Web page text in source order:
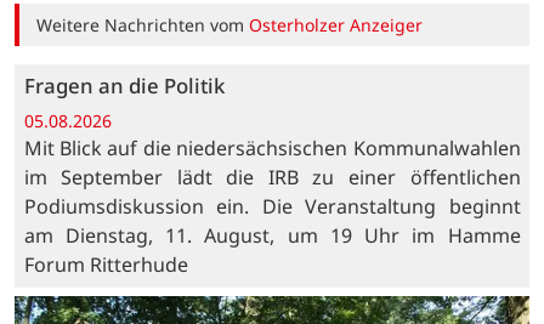
Weitere Nachrichten vomOsterholzer Anzeiger
Fragen an die Politik
05.08.2026
Mit Blick auf die niedersächsischen Kommunalwahlen
im September lädt die IRB zu einer öffentlichen
Podiumsdiskussion ein. Die Veranstaltung beginnt
am Dienstag, 11. August, um 19 Uhr im Hamme
Forum Ritterhude